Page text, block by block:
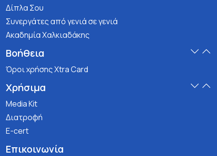
Δίπλα Σου
Συνεργάτες από γενιά σε γενιά
Ακαδημία Χαλκιαδάκης
Βοήθεια
Όροι χρήσης Xtra Card
Χρήσιμα
Media Kit
Διατροφή
E-cert
Επικοινωνία